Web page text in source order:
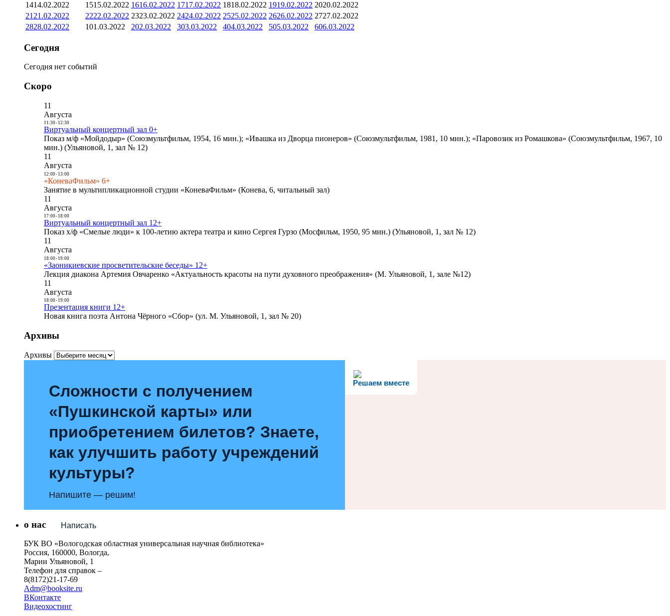
1414.02.2022 1515.02.2022 1616.02.2022 1717.02.2022 1818.02.2022 1919.02.2022 2020.02.2022
21 21.02.2022 2222.02.2022 2323.02.2022 2424.02.2022 2525.02.2022 2626.02.2022 2727.02.2022
2828.02.2022 101.03.2022 202.03.2022 303.03.2022 404.03.2022 505.03.2022 606.03.2022
Сегодня
Сегодня нет событий
Скоро
11
Августа
11:30- 12:30
Виртуальный концертный зал 0+
Показ м/ф «Мойдодыр» (Союзмультфильм, 1954, 16 мин.); «Ивашка из Дворца пионеров» (Союзмультфильм, 1981, 10 мин.); «Паровозик из Ромашкова» (Союзмультфильм, 1967, 10
мин.) (Ульяновой, 1, зал № 12)
11
Августа
12:00- 13:00
«КоневаФильм» 6+
Занятие в мультипликационной студии «КоневаФильм» (Конева, 6, читальный зал)
11
Августа
17:00- 18:00
Виртуальный концертный зал 12+
Показ х/ф «Смелые люди» к 100-летию актера театра и кино Сергея Гурзо (Мосфильм, 1950, 95 мин.) (Ульяновой, 1, зал № 12)
11
Августа
18:00- 19:00
«Заоникиевские просветительские беседы» 12+
Лекция диакона Артемия Овчаренко «Актуальность красоты на пути духовного преображения» (М. Ульяновой, 1, зале №12)
11
Августа
18:00- 19:00
Презентация книги 12+
Новая книга поэта Антона Чёрного «Сбор» (ул. М. Ульяновой, 1, зал № 20)
Архивы
Архивы
Решаем вместе
Сложности с получением
«Пушкинской карты» или
приобретением билетов? Знаете,
как улучшить работу учреждений
культуры?
Напишите — решим!
Написать
о нас
БУК ВО «Вологодская областная универсальная научная библиотека»
Россия, 160000, Вологда,
Марии Ульяновой, 1
Телефон для справок –
8(8172)21-17-69
Adm@booksite.ru
ВКонтакте
Видеохостинг